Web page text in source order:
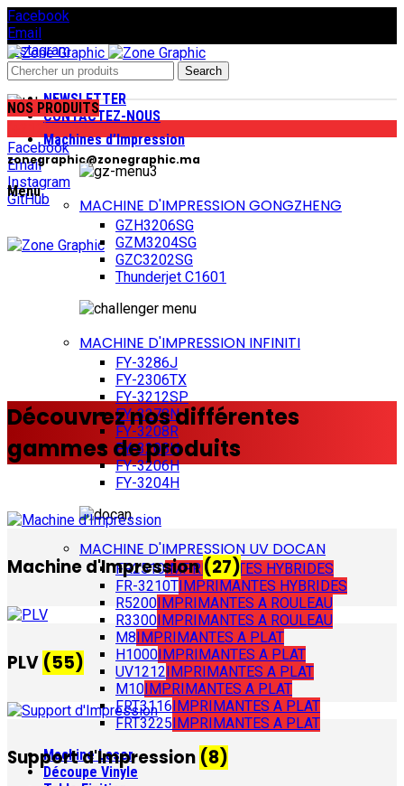
Facebook
Email
Instagram
GitHub
NEWSLETTER
CONTACTEZ-NOUS
Facebook
Email
Instagram
GitHub
Search
(+212) 0 522 935 555
zonegraphic@zonegraphic.ma
Menu
NOS PRODUITS
Machines d’Impression
MACHINE D'IMPRESSION GONGZHENG
GZH3206SG
GZM3204SG
GZC3202SG
Thunderjet C1601
MACHINE D'IMPRESSION INFINITI
FY-3286J
FY-2306TX
FY-3212SP
FY-3278N
FY-3208R
FY-3208H
FY-3206H
FY-3204H
MACHINE D'IMPRESSION UV DOCAN
FR2510IMPRIMANTES HYBRIDES
FR-3210TIMPRIMANTES HYBRIDES
R5200IMPRIMANTES A ROULEAU
R3300IMPRIMANTES A ROULEAU
M8IMPRIMANTES A PLAT
H1000IMPRIMANTES A PLAT
UV1212IMPRIMANTES A PLAT
M10IMPRIMANTES A PLAT
FRT3116IMPRIMANTES A PLAT
FRT3225IMPRIMANTES A PLAT
Machine Laser
Découpe Vinyle
Découvrez nos différentes
gammes de produits
Machine d'Impression(27)
PLV (55)
Support d'Impression (8)